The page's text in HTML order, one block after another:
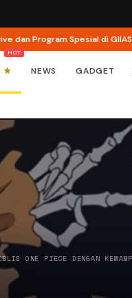
Spesial di GIIAS 2026
★ NEWS GADGET
ONE PIECE DENGAN